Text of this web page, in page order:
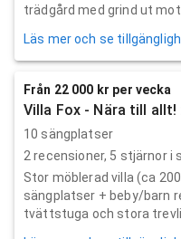
trädgård med grind ut mot
Läs mer och se
Från 22 000 kr per vecka
Villa Fox - Nära till allt!
10 sängplatser
2 recensioner, 5 stjärnor i
Stor möblerad villa (ca
sängplatser + beby/barn
tvättstuga och stora